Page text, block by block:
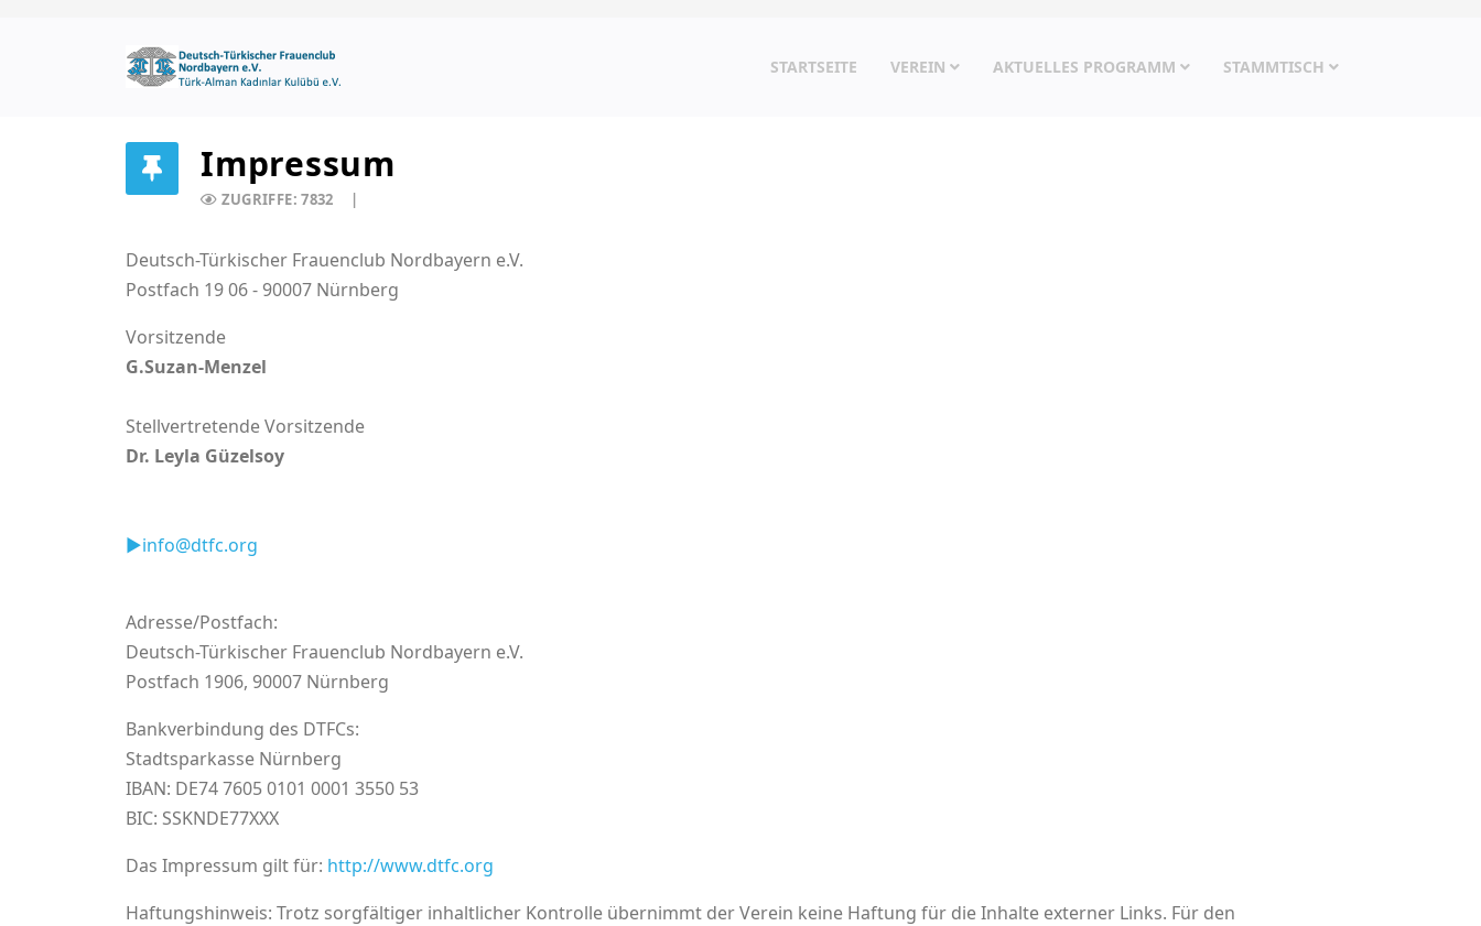
STARTSEITE VEREIN AKTUELLES PROGRAMM STAMMTISCH
Impressum
ZUGRIFFE: 7832
Deutsch-Türkischer Frauenclub Nordbayern e.V.
Postfach 19 06 - 90007 Nürnberg
Vorsitzende
G.Suzan-Menzel
Stellvertretende Vorsitzende
Dr. Leyla Güzelsoy
►info@dtfc.org
Adresse/Postfach:
Deutsch-Türkischer Frauenclub Nordbayern e.V.
Postfach 1906, 90007 Nürnberg
Bankverbindung des DTFCs:
Stadtsparkasse Nürnberg
IBAN: DE74 7605 0101 0001 3550 53
BIC: SSKNDE77XXX
Das Impressum gilt für: http://www.dtfc.org
Haftungshinweis: Trotz sorgfältiger inhaltlicher Kontrolle übernimmt der Verein keine Haftung für die Inhalte externer Links. Für den